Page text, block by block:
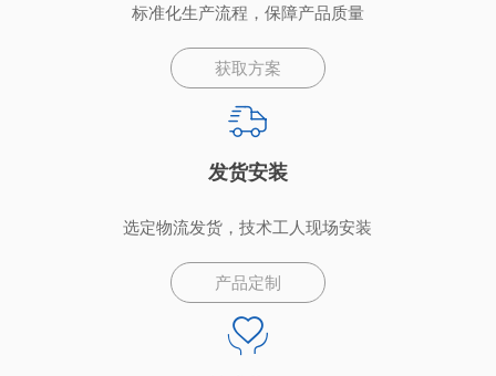
标准化生产流程，保障产品质量
获取方案
发货安装
选定物流发货，技术工人现场安装
产品定制